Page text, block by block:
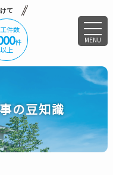
て
件数
件
以上
MENU
の豆知識